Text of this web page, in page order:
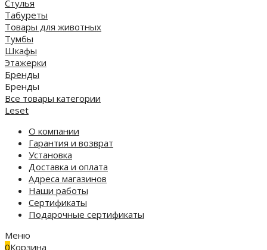
Стулья
Табуреты
Товары для животных
Тумбы
Шкафы
Этажерки
Бренды
Бренды
Все товары категории
Leset
О компании
Гарантия и возврат
Установка
Доставка и оплата
Адреса магазинов
Наши работы
Сертификаты
Подарочные сертификаты
Меню
0Корзина